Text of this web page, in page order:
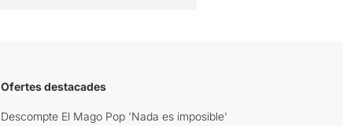
Ofertes destacades
Descompte El Mago Pop 'Nada es imposible'